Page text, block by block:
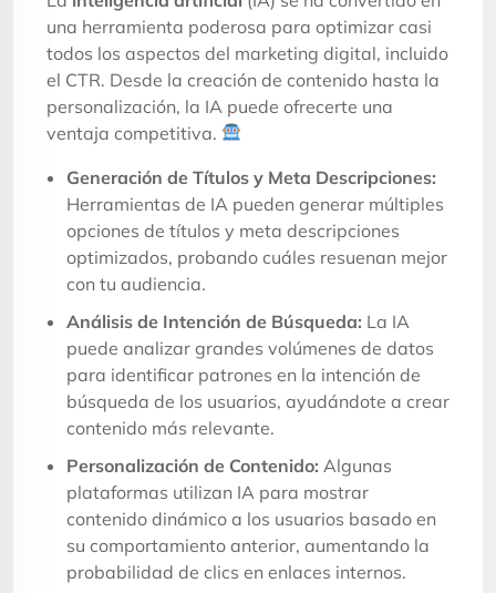
una herramienta poderosa para optimizar casi
todos los aspectos del marketing digital, incluido
el CTR. Desde la creación de contenido hasta la
personalización, la IA puede ofrecerte una
ventaja competitiva.
Generación de Títulos y Meta Descripciones:
Herramientas de IA pueden generar múltiples
opciones de títulos y meta descripciones
optimizados, probando cuáles resuenan mejor
con tu audiencia.
Análisis de Intención de Búsqueda: La IA
puede analizar grandes volúmenes de datos
para identificar patrones en la intención de
búsqueda de los usuarios, ayudándote a crear
contenido más relevante.
Personalización de Contenido: Algunas
plataformas utilizan IA para mostrar
contenido dinámico a los usuarios basado en
su comportamiento anterior, aumentando la
probabilidad de clics en enlaces internos.